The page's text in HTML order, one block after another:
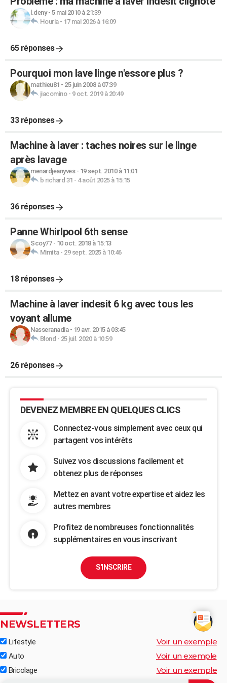
l.deny- 5 mai 2010 à 21:39
Houria- 17 mai 2026 à 16:09
65 réponses
Pourquoi mon lave linge n'essore plus ?
mathieu81 - 25 juin 2008 à 07:39
jiacomino- 9 oct. 2019 à 20:49
33 réponses
Machine à laver : taches noires sur le linge
après lavage
menardjeanyves- 19 sept. 2010 à 11:01
b richard 31 - 4 août 2025 à 15:15
36 réponses
Panne Whirlpool 6th sense
Scoy77- 10 oct. 2018 à 15:13
Mimita- 29 sept. 2025 à 10:46
18 réponses
Machine à laver indesit 6 kg avec tous les
voyant allume
Nasseranadia- 19 avr. 2015 à 03:45
Blond - 25 juil. 2020 à 10:59
26 réponses
DEVENEZ MEMBRE EN QUELQUES CLICS
Connectez-vous simplement avec ceux qui
partagent vos intérêts
Suivez vos discussions facilement et
obtenez plus de réponses
Mettez en avant votre expertise et aidez les
autres membres
Profitez de nombreuses fonctionnalités
supplémentaires en vous inscrivant
S'INSCRIRE
NEWSLETTERS
Lifestyle Voir un exemple
Auto Voir un exemple
Bricolage Voir un exemple